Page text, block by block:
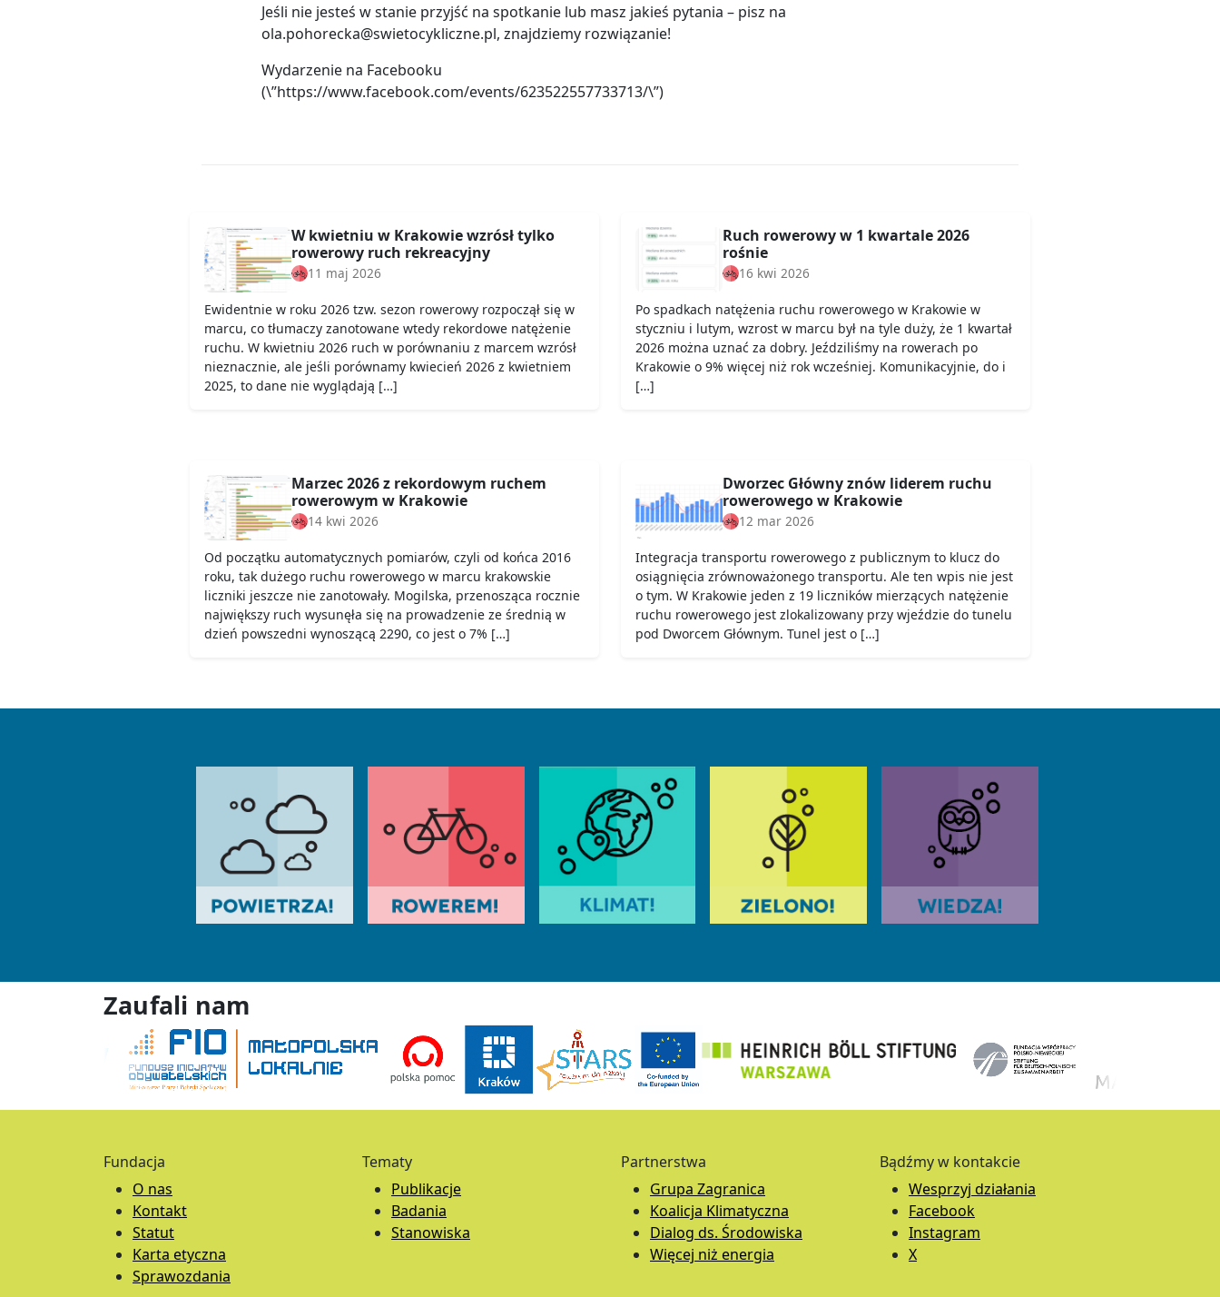
Jeśli nie jesteś w stanie przyjść na spotkanie lub masz jakieś pytania – pisz na
ola.pohorecka@swietocykliczne.pl, znajdziemy rozwiązanie!
Wydarzenie na Facebooku
(\”https://www.facebook.com/events/623522557733713/\”)
W kwietniu w Krakowie wzrósł tylko
rowerowy ruch rekreacyjny
11 maj 2026
Ewidentnie w roku 2026 tzw. sezon rowerowy rozpoczął się w
marcu, co tłumaczy zanotowane wtedy rekordowe natężenie
ruchu. W kwietniu 2026 ruch w porównaniu z marcem wzrósł
nieznacznie, ale jeśli porównamy kwiecień 2026 z kwietniem
2025, to dane nie wyglądają […]
Ruch rowerowy w 1 kwartale 2026
rośnie
16 kwi 2026
Po spadkach natężenia ruchu rowerowego w Krakowie w
styczniu i lutym, wzrost w marcu był na tyle duży, że 1 kwartał
2026 można uznać za dobry. Jeździliśmy na rowerach po
Krakowie o 9% więcej niż rok wcześniej. Komunikacyjnie, do i
[…]
Marzec 2026 z rekordowym ruchem
rowerowym w Krakowie
14 kwi 2026
Od początku automatycznych pomiarów, czyli od końca 2016
roku, tak dużego ruchu rowerowego w marcu krakowskie
liczniki jeszcze nie zanotowały. Mogilska, przenosząca rocznie
największy ruch wysunęła się na prowadzenie ze średnią w
dzień powszedni wynoszącą 2290, co jest o 7% […]
Dworzec Główny znów liderem ruchu
rowerowego w Krakowie
12 mar 2026
Integracja transportu rowerowego z publicznym to klucz do
osiągnięcia zrównoważonego transportu. Ale ten wpis nie jest
o tym. W Krakowie jeden z 19 liczników mierzących natężenie
ruchu rowerowego jest zlokalizowany przy wjeździe do tunelu
pod Dworcem Głównym. Tunel jest o […]
Zaufali nam
Fundacja
O nas
Kontakt
Statut
Karta etyczna
Sprawozdania
Tematy
Publikacje
Badania
Stanowiska
Partnerstwa
Grupa Zagranica
Koalicja Klimatyczna
Dialog ds. Środowiska
Więcej niż energia
Bądźmy w kontakcie
Wesprzyj działania
Facebook
Instagram
X